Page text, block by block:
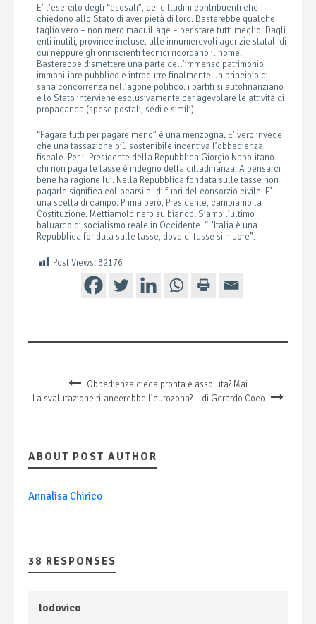
E’ l’esercito degli “esosati”, dei cittadini contribuenti che
chiedono allo Stato di aver pietà di loro. Basterebbe qualche
taglio vero – non mero maquillage – per stare tutti meglio. Dagli
enti inutili, province incluse, alle innumerevoli agenzie statali di
cui neppure gli onniscienti tecnici ricordano il nome.
Basterebbe dismettere una parte dell’immenso patrimonio
immobiliare pubblico e introdurre finalmente un principio di
sana concorrenza nell’agone politico: i partiti si autofinanziano
e lo Stato interviene esclusivamente per agevolare le attività di
propaganda (spese postali, sedi e simili).
“Pagare tutti per pagare meno” è una menzogna. E’ vero invece
che una tassazione più sostenibile incentiva l’obbedienza
fiscale. Per il Presidente della Repubblica Giorgio Napolitano
chi non paga le tasse è indegno della cittadinanza. A pensarci
bene ha ragione lui. Nella Repubblica fondata sulle tasse non
pagarle significa collocarsi al di fuori del consorzio civile. E’
una scelta di campo. Prima però, Presidente, cambiamo la
Costituzione. Mettiamolo nero su bianco. Siamo l’ultimo
baluardo di socialismo reale in Occidente. “L’Italia è una
Repubblica fondata sulle tasse, dove di tasse si muore”.
Post Views: 32176
Obbedienza cieca pronta e assoluta? Mai
La svalutazione rilancerebbe l’eurozona? – di Gerardo Coco
ABOUT POST AUTHOR
Annalisa Chirico
38 RESPONSES
lodovico